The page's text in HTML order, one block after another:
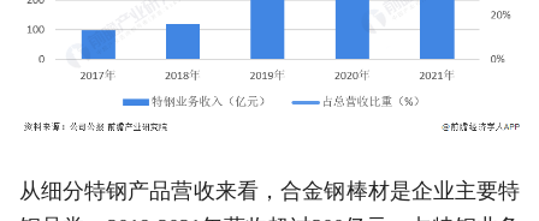
从细分特钢产品营收来看，合金钢棒材是企业主要特